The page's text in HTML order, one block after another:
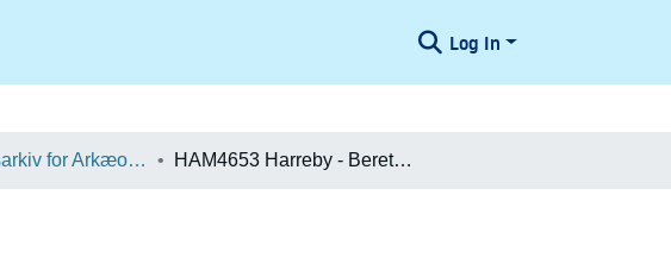
Log In
Beretningsarkiv for Arkæologiske Undersøgelser HAM4653 Harreby - Beretning